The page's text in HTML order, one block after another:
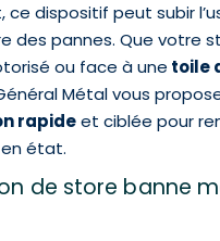
ce dispositif peut subir
des pannes. Que votre
ou face à une toile
Métal vous
rapideet ciblée pour
état.
de store banne